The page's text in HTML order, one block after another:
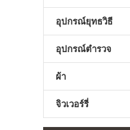
อุปกรณ์ยุทธวิธี
อุปกรณ์ตำรวจ
ผ้า
จิวเวอร์รี่